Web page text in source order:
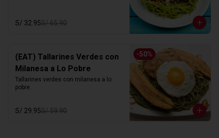
S/ 32.95S/ 65.90
-50%
(EAT) Tallarines Verdes con
Milanesa a Lo Pobre
Tallarines verdes con milanesa a lo
pobre.
S/ 29.95S/ 59.90